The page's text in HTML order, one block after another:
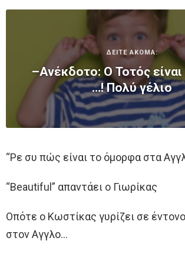
ΔΕΙΤΕ ΑΚΟΜΑ:
–Ανέκδοτο: Ο Τοτός
…! Πολύ γέλιο
“Ρε συ πώς είναι το όμορφα στα
“Beautiful” απαντάει ο Γιωρίκας
Οπότε ο Κωστίκας γυρίζει σε
στον Αγγλο…